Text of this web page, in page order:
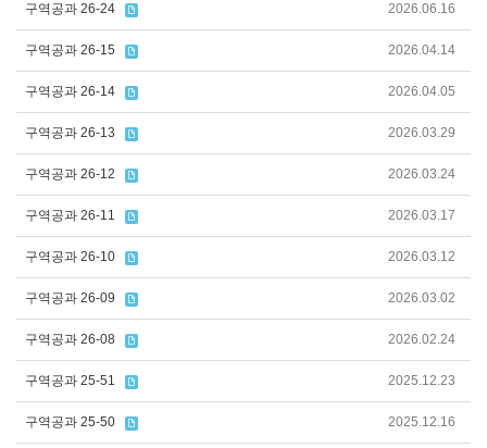
구역공과 26-24 2026.06.16
구역공과 26-15 2026.04.14
구역공과 26-14 2026.04.05
구역공과 26-13 2026.03.29
구역공과 26-12 2026.03.24
구역공과 26-11 2026.03.17
구역공과 26-10 2026.03.12
구역공과 26-09 2026.03.02
구역공과 26-08 2026.02.24
구역공과 25-51 2025.12.23
구역공과 25-50 2025.12.16